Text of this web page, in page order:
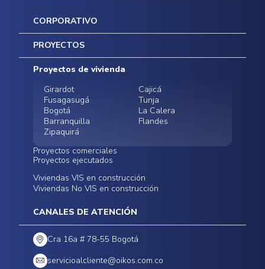
CORPORATIVO
Inicio
Postventas
Contratación Directa
Noticias
PROYECTOS
Proyectos de vivienda
Girardot
Cajicá
Fusagasugá
Tunja
Bogotá
La Calera
Barranquilla
Flandes
Zipaquirá
Proyectos comerciales
Funza
Infinitum Zentral
Bodegas - ALMAX
Centro Comercial
Proyectos ejecutados
Conoce nuestros
proyectos ejecutados
Viviendas VIS en construcción
Viviendas No VIS en construcción
CANALES DE ATENCIÓN
Cra 16a # 78-55 Bogotá
servicioalcliente@oikos.com.co